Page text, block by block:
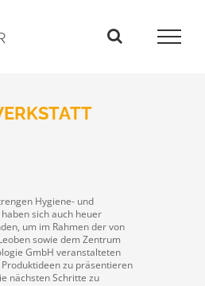
Hygiene- und
sich auch heuer
um im Rahmen der von
sowie dem Zentrum
GmbH veranstalteten
zu präsentieren
nächsten Schritte zu